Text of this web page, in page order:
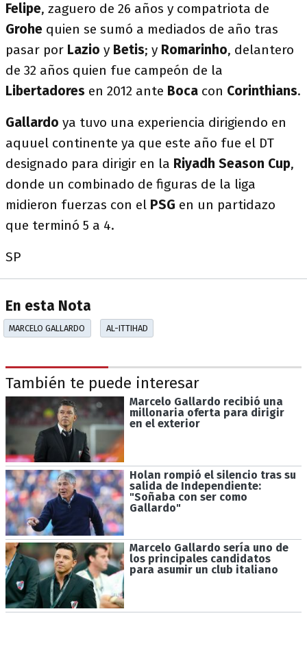
Felipe, zaguero de 26 años y compatriota de
Grohe quien se sumó a mediados de año tras
pasar por Lazio y Betis; y Romarinho, delantero
de 32 años quien fue campeón de la
Libertadores en 2012 ante Boca con Corinthians.
Gallardo ya tuvo una experiencia dirigiendo en
aquuel continente ya que este año fue el DT
designado para dirigir en la Riyadh Season Cup,
donde un combinado de figuras de la liga
midieron fuerzas con el PSG en un partidazo
que terminó 5 a 4.
SP
En esta Nota
MARCELO GALLARDO AL-ITTIHAD
También te puede interesar
Marcelo Gallardo recibió una
millonaria oferta para dirigir
en el exterior
Holan rompió el silencio tras su
salida de Independiente:
"Soñaba con ser como
Gallardo"
Marcelo Gallardo sería uno de
los principales candidatos
para asumir un club italiano